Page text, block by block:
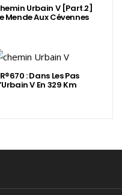
Urbain V [Part.2]
Mende Aux Cévennes
: Dans Les Pas
V En 329 Km